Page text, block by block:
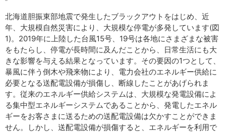
北海道胆振東部地震で発生したブラックアウトをはじめ、近
年、大規模自然災害により、大規模な停電が多発しています(図
1)。2019年に上陸した台風15号、19号は各地にさまざまな被害
をもたらし、停電が長時間に及んだことから、日常生活にも大
きな影響を与える結果となっています。その要因の1つとして、
暴風に伴う倒木や飛来物により、電力会社のエネルギー供給に
必要となる送配電設備が損傷し、断線したことがあげられま
す。従来のエネルギー供給システムは、大規模な発電設備によ
る集中型エネルギーシステムであることから、発電したエネル
ギーをお客さまに送るための送配電設備は欠かすことができま
せん。しかし、送配電設備が損傷すると、エネルギーを利用で